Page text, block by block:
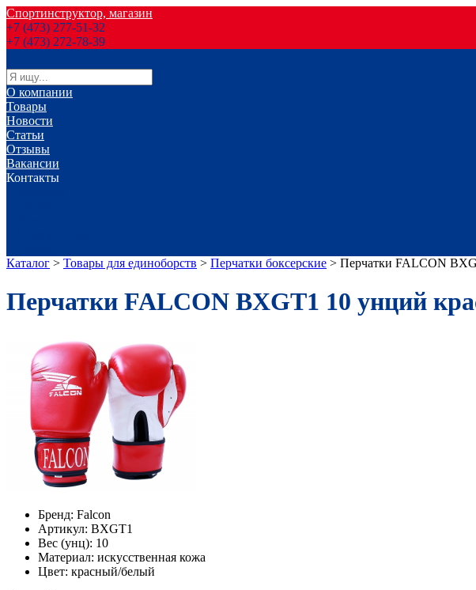
Спортинструктор, магазин
+7 (473) 277-51-32
+7 (473) 272-78-39
О компании
Товары
Новости
Статьи
Отзывы
Вакансии
Контакты
Каталог > Товары для единоборств > Перчатки боксерские > Перчатки FALCON
Перчатки FALCON BXGТ1 10 унций
Бренд: Falcon
Артикул: BXGТ1
Вес (унц): 10
Материал: искусственная кожа
Цвет: красный/белый